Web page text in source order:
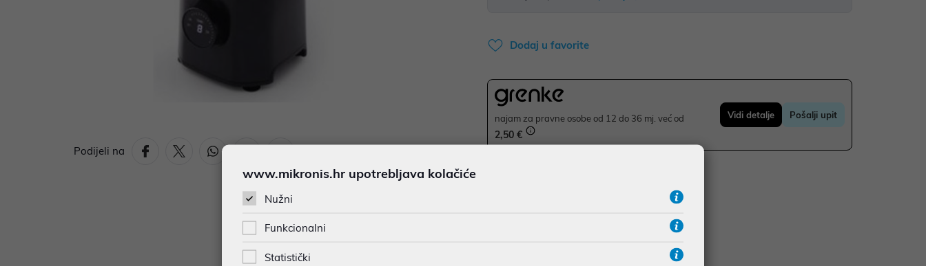
Podijeli na
Dodaj u favorite
najam za pravne osobe od 12 do 36 mj. već od
2,50 €
Vidi detalje Pošalji upit
www.mikronis.hr upotrebljava kolačiće
Nužni
Funkcionalni
Statistički